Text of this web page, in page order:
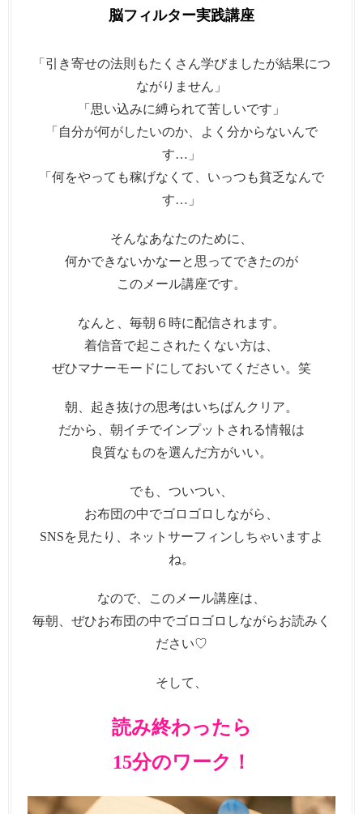
脳フィルター実践講座
「引き寄せの法則もたくさん学びましたが結果につ
ながりません」
「思い込みに縛られて苦しいです」
「自分が何がしたいのか、よく分からないんで
す…」
「何をやっても稼げなくて、いっつも貧乏なんで
す…」
そんなあなたのために、
何かできないかなーと思ってできたのが
このメール講座です。
なんと、毎朝６時に配信されます。
着信音で起こされたくない方は、
ぜひマナーモードにしておいてください。笑
朝、起き抜けの思考はいちばんクリア。
だから、朝イチでインプットされる情報は
良質なものを選んだ方がいい。
でも、ついつい、
お布団の中でゴロゴロしながら、
SNSを見たり、ネットサーフィンしちゃいますよ
ね。
なので、このメール講座は、
毎朝、ぜひお布団の中でゴロゴロしながらお読みく
ださい♡
そして、
読み終わったら
15分のワーク！